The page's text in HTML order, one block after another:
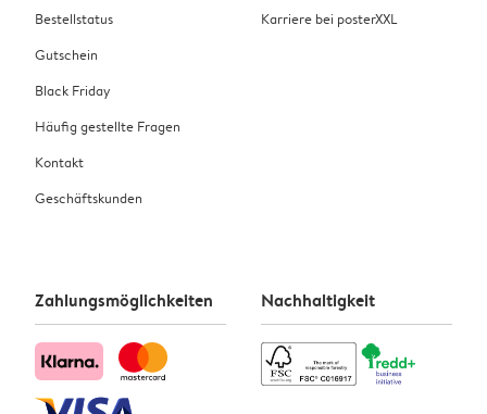
Bestellstatus
Gutschein
Black Friday
Häufig gestellte Fragen
Kontakt
Geschäftskunden
Karriere bei posterXXL
Zahlungsmöglichkeiten Nachhaltigkeit